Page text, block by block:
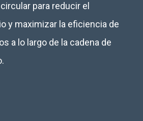
para reducir el
y maximizar la eficiencia de
a lo largo de la cadena de